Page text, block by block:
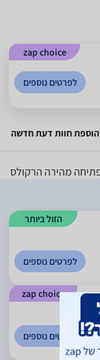
zap choice
לפרטים נוספים
הוספת חוות דעת חדשה
הזול ביותר
לפרטים נוספים
zap choice
לפרטים נוספים